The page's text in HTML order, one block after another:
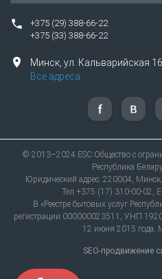
антистатической
area).
Более 120 точек
рекомендуем перенести
компьютер или флешку,
незначительной поломке
потеря внутренней
временно отключить
устройстве, для
мастера.
«Единый сервисный
сертифицированный
планшетов «Нокиа» и
обслуживания клиентов.
+375 (29) 388-66-22
+375 (33) 388-66-22
Минск, ул. Кальварийская
Все адреса
© 2013–2024 ESC Общество с
Республика
Юридический адрес: 220004,
Тел.+375 (17) 310-00-02,
В «Реестре бытовых услуг
регистрации 000000023511, УНП
12 июня 2015 года,
SEO-продвижение